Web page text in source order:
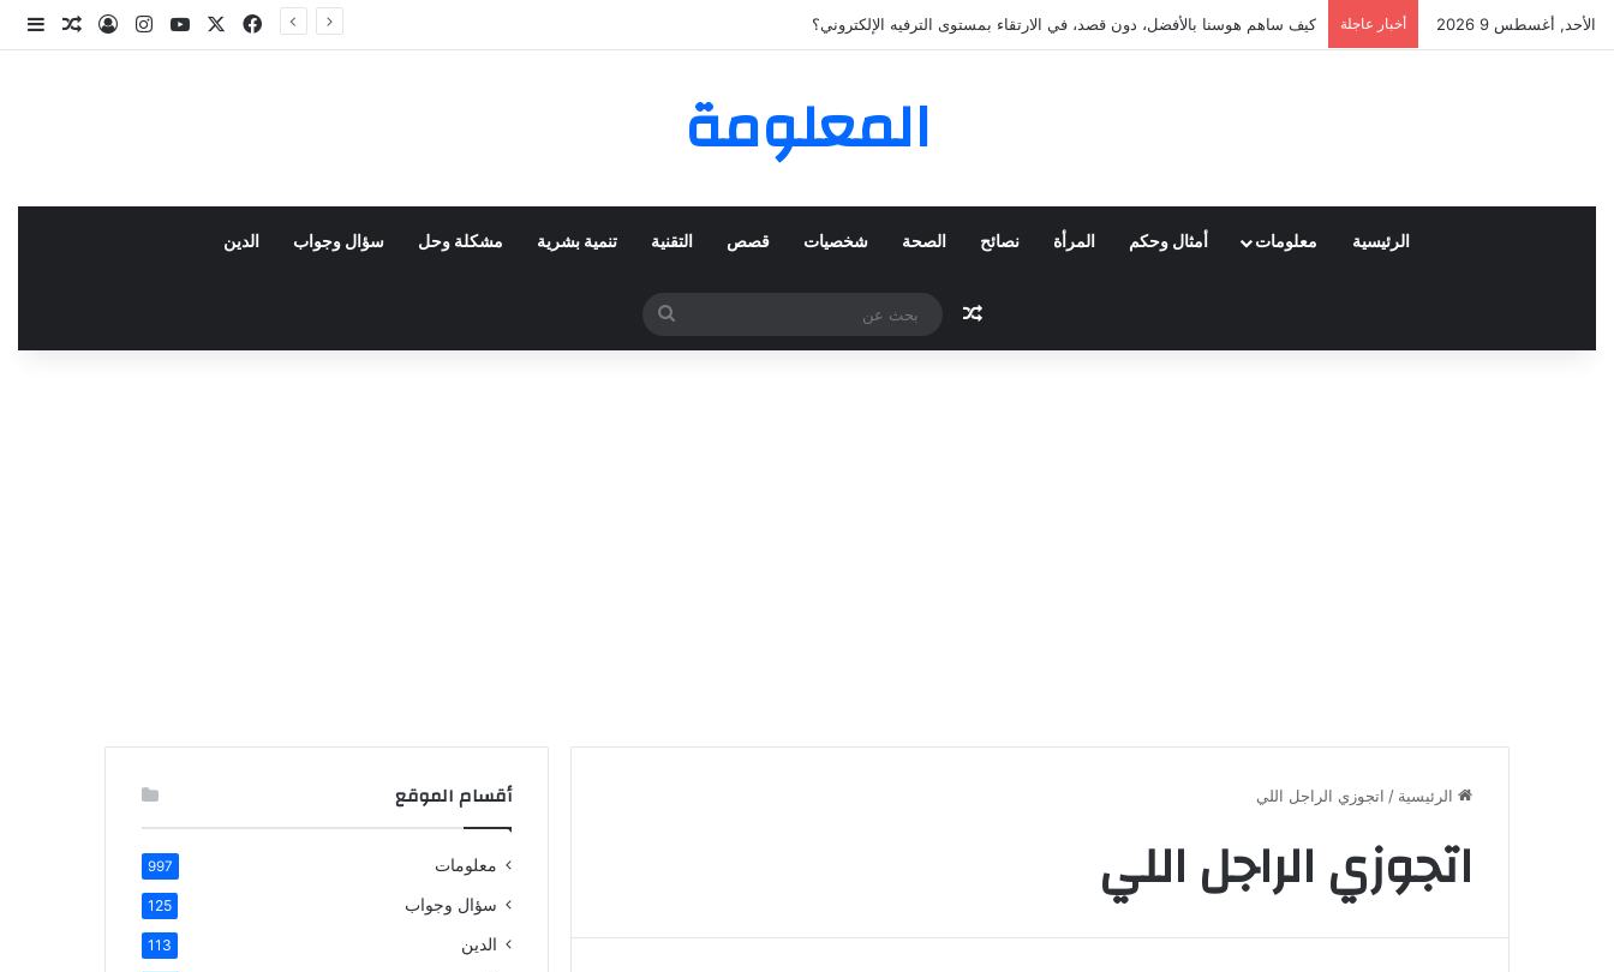
الأحد, أغسطس 9 2026 أخبار عاجلة العملاء واختياراتهم لمنتجات نايكي المفضلة عبر ترينديول: استكشاف رحلة التسوق الذكي. فيسبوك يوتيوبانستقرام
تسجيلمقال
المعلومة
الرئيسية معلومات أمثال وحكم المرأة نصائح الصحة شخصيات قصص التقنية تنمية بشرية مشكلة وحل سؤال وجواب الدين
مقال عشوائي
بحث
عن
الرئيسية / اتجوزي الراجل اللي
اتجوزي الراجل اللي
أقسام الموقع
معلومات 997
سؤال وجواب 125
الدين 113